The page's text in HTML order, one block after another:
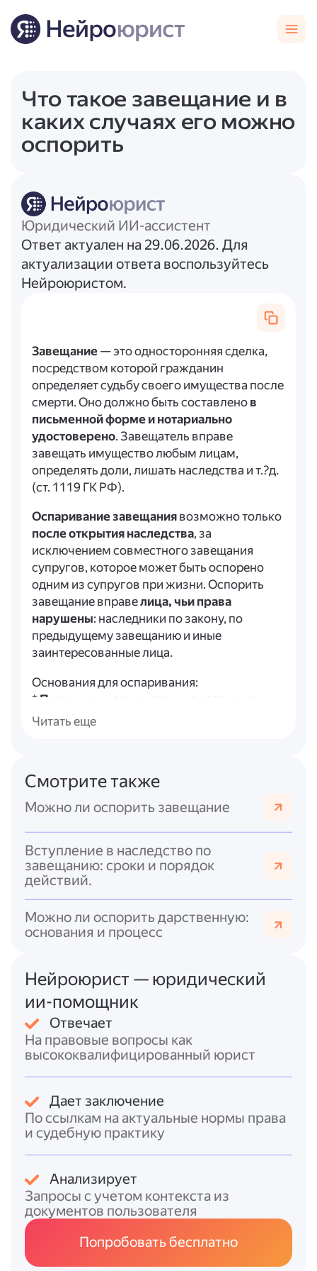
Что такое завещание и в
каких случаях его можно
оспорить
Юридический ИИ-ассистент
Ответ актуален на 29.06.2026. Для
актуализации ответа воспользуйтесь
Нейроюристом.
Завещание— это односторонняя сделка,
посредством которой гражданин
определяет судьбу своего имущества после
смерти. Оно должно быть составлено в
письменной форме и нотариально
удостоверено. Завещатель вправе
завещать имущество любым лицам,
определять доли, лишать наследства и т.?д.
(ст. 1119 ГК РФ).
Оспаривание завещаниявозможно только
после открытия наследства, за
исключением совместного завещания
супругов, которое может быть оспорено
одним из супругов при жизни. Оспорить
завещание вправелица, чьи права
нарушены: наследники по закону, по
предыдущему завещанию и иные
заинтересованные лица.
Основания для оспаривания:
* Порок воли
: завещатель не осознавал
своих действий из-за болезни, опьянения и
*Фиктивность: завещание прикрывает
другую сделку.
Нарушение формы
: отсутствие
нотариального удостоверения, подписи,
неверные данные и т.?д..
*Право на обязательную долю: если
завещание лишает наследника
обязательной доли (не менее 50 % от доли
по закону).
иоспоримым(недействительно после
решения суда). Незначительные нарушения
(описки и т.?п.) не влекут
недействительности, если не искажают
волю завещателя.
Сроки исковой давности:
* 1 год — для оспоримых завещаний;
* 3 года — для ничтожных завещаний.
Итоговый ответ
Завещание— письменный нотариально
удостоверенный документ, в котором
гражданин распоряжается имуществом на
случай смерти.
Оспорить завещание можно
Читать еще
Смотрите также
Можно ли оспорить завещание
Вступление в наследство по
завещанию: сроки и порядок
действий.
Можно ли оспорить дарственную:
основания и процесс
Нейроюрист — юридический
ии-помощник
Отвечает
На правовые вопросы как
высококвалифицированный юрист
Дает заключение
По ссылкам на актуальные нормы права
и судебную практику
Анализирует
Запросы с учетом контекста из
документов пользователя
Попробовать бесплатно